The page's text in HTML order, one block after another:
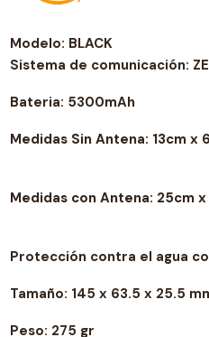
Modelo: BLACK
Sistema de comunicación:
Bateria: 5300mAh
Medidas Sin Antena: 13cm x
Medidas con Antena: 25cm
Protección contra el agua
Tamaño: 145 x 63.5 x 25.5
Peso: 275 gr